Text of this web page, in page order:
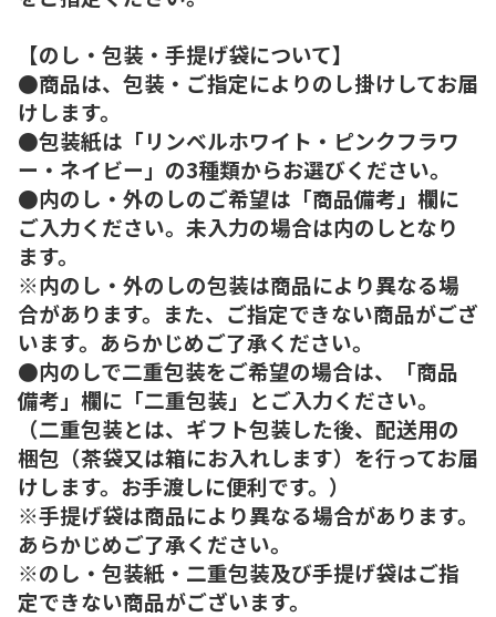
【のし・包装・手提げ袋について】
●商品は、包装・ご指定によりのし掛けしてお届
けします。
●包装紙は「リンベルホワイト・ピンクフラワ
ー・ネイビー」の3種類からお選びください。
●内のし・外のしのご希望は「商品備考」欄に
ご入力ください。未入力の場合は内のしとなり
ます。
※内のし・外のしの包装は商品により異なる場
合があります。また、ご指定できない商品がござ
います。あらかじめご了承ください。
●内のしで二重包装をご希望の場合は、「商品
備考」欄に「二重包装」とご入力ください。
（二重包装とは、ギフト包装した後、配送用の
梱包（茶袋又は箱にお入れします）を行ってお届
けします。お手渡しに便利です。）
※手提げ袋は商品により異なる場合があります。
あらかじめご了承ください。
※のし・包装紙・二重包装及び手提げ袋はご指
定できない商品がございます。